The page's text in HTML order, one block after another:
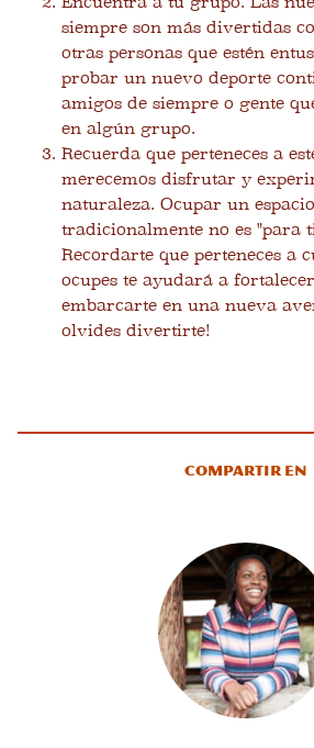
siempre son más divertidas
otras personas que estén
probar un nuevo deporte
amigos de siempre o gente
en algún grupo.
Recuerda que perteneces a
merecemos disfrutar y
naturaleza. Ocupar un
tradicionalmente no es "para
Recordarte que perteneces a
ocupes te ayudará a
embarcarte en una nueva
olvides divertirte!
Compartir en